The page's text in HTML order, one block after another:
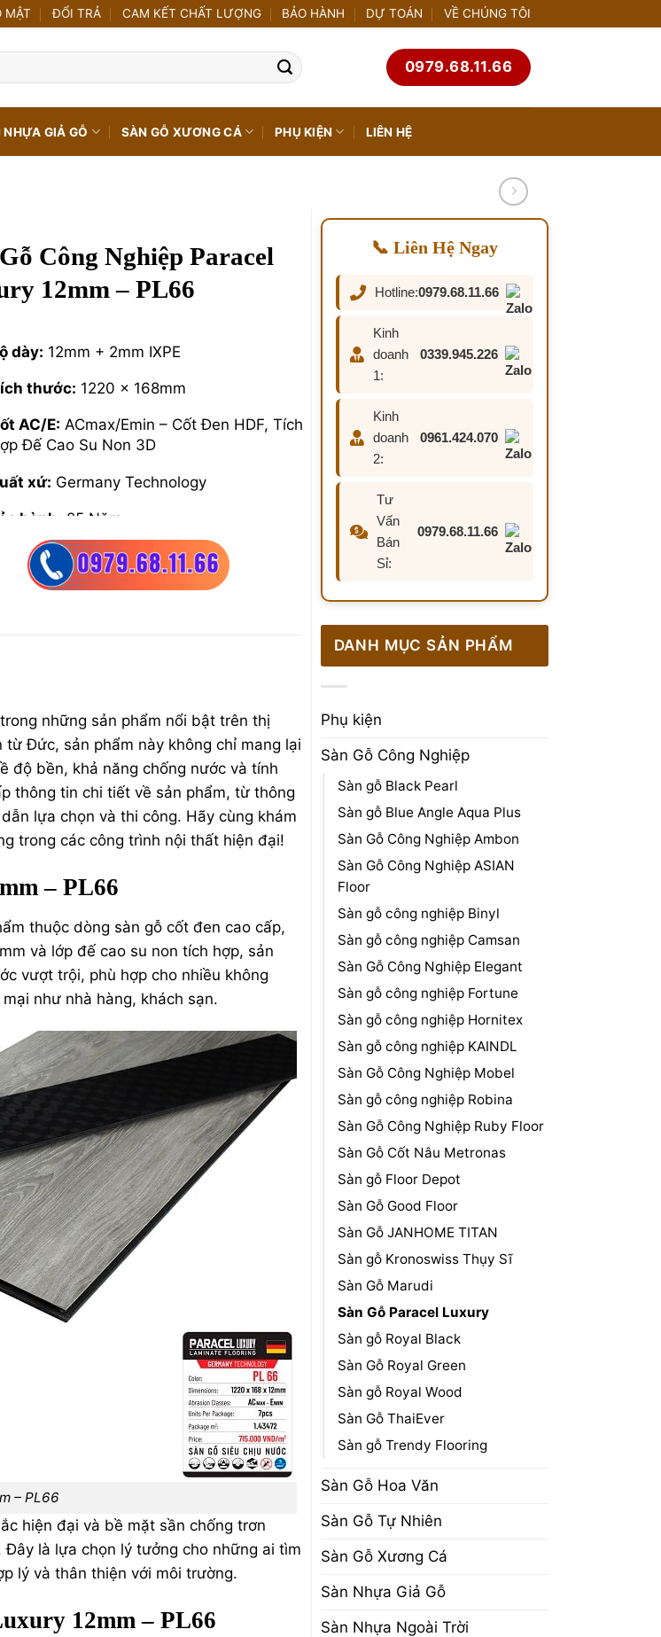
MẬT ĐỔI TRẢ CAM KẾT CHẤT LƯỢNG BẢO HÀNH DỰ TOÁN VỀ CHÚNG TÔI
0979.68.11.66
NHỰA GIẢ GỖ SÀN GỖ XƯƠNG CÁ PHỤ KIỆN LIÊN HỆ
📞 Liên Hệ Ngay
Hotline:0979.68.11.66
Kinh
doanh
1:
0339.945.226
Kinh
doanh
2:
0961.424.070
Tư
Vấn
Bán
Sỉ:
0979.68.11.66
DANH MỤC SẢN PHẨM
Phụ kiện
Sàn Gỗ Công Nghiệp
Sàn gỗ Black Pearl
Sàn gỗ Blue Angle Aqua Plus
Sàn Gỗ Công Nghiệp Ambon
Sàn Gỗ Công Nghiệp ASIAN
Floor
Sàn gỗ công nghiệp Binyl
Sàn gỗ công nghiệp Camsan
Sàn Gỗ Công Nghiệp Elegant
Sàn gỗ công nghiệp Fortune
Sàn gỗ công nghiệp Hornitex
Sàn gỗ công nghiệp KAINDL
Sàn Gỗ Công Nghiệp Mobel
Sàn gỗ công nghiệp Robina
Sàn Gỗ Công Nghiệp Ruby Floor
Sàn Gỗ Cốt Nâu Metronas
Sàn gỗ Floor Depot
Sàn Gỗ Good Floor
Sàn Gỗ JANHOME TITAN
Sàn gỗ Kronoswiss Thụy Sĩ
Sàn Gỗ Marudi
Sàn Gỗ Paracel Luxury
Sàn gỗ Royal Black
Sàn Gỗ Royal Green
Sàn gỗ Royal Wood
Sàn Gỗ ThaiEver
Sàn gỗ Trendy Flooring
Sàn Gỗ Hoa Văn
Sàn Gỗ Tự Nhiên
Sàn Gỗ Xương Cá
Sàn Nhựa Giả Gỗ
Sàn Nhựa Ngoài Trời
Công Nghiệp Paracel
12mm – PL66
dày: 12mm + 2mm IXPE
thước: 1220 x 168mm
AC/E: ACmax/Emin – Cốt Đen HDF, Tích
Đế Cao Su Non 3D
xứ: Germany Technology
hành: 25 Năm
tính:
Bản nhỡ, hèm V, siêu chịu nước,
lực, mài mòn bề mặt, chống mối mọt
những sản phẩm nổi bật trên thị
Đức, sản phẩm này không chỉ mang lại
độ bền, khả năng chống nước và tính
thông tin chi tiết về sản phẩm, từ thông
lựa chọn và thi công. Hãy cùng khám
trong các công trình nội thất hiện đại!
– PL66
thuộc dòng sàn gỗ cốt đen cao cấp,
và lớp đế cao su non tích hợp, sản
vượt trội, phù hợp cho nhiều không
như nhà hàng, khách sạn.
– PL66
hiện đại và bề mặt sần chống trơn
là lựa chọn lý tưởng cho những ai tìm
lý và thân thiện với môi trường.
12mm – PL66